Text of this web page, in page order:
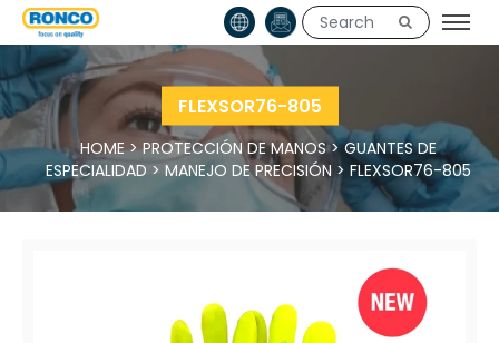
FLEXSOR76-805
HOME>PROTECCIÓN DE MANOS>GUANTES DE
ESPECIALIDAD > MANEJO DE PRECISIÓN> FLEXSOR76-805